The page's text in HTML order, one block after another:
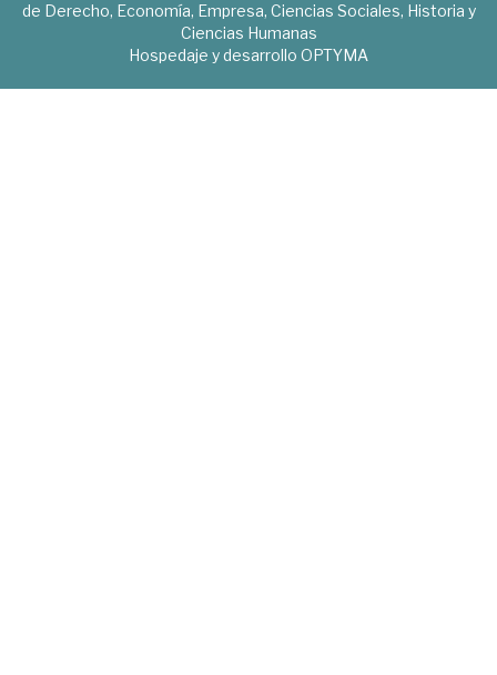
de Derecho, Economía, Empresa, Ciencias Sociales, Historia y
Ciencias Humanas
Hospedaje y desarrollo OPTYMA